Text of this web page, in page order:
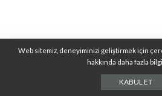
Web sitemiz, deneyiminizi geliştirmek için
hakkında daha fazla
KABUL ET